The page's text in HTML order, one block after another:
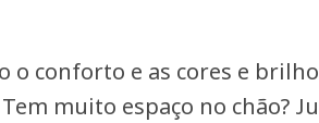
o conforto e as cores e brilho
muito espaço no chão?